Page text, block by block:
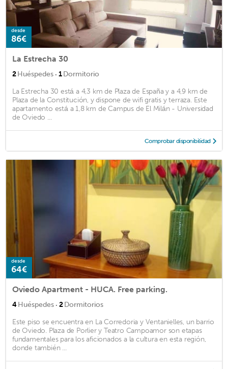
desde
86€
La Estrecha 30
2Huéspedes · 1Dormitorio
La Estrecha 30 está a 4,3 km de Plaza de España y a 4,9 km de
Plaza de la Constitución, y dispone de wifi gratis y terraza. Este
apartamento está a 1,8 km de Campus de El Milán - Universidad
de Oviedo ...
Comprobar disponibilidad
desde
64€
Oviedo Apartment - HUCA. Free parking.
4Huéspedes · 2Dormitorios
Este piso se encuentra en La Corredoria y Ventanielles, un barrio
de Oviedo. Plaza de Porlier y Teatro Campoamor son etapas
fundamentales para los aficionados a la cultura en esta región,
donde también ...